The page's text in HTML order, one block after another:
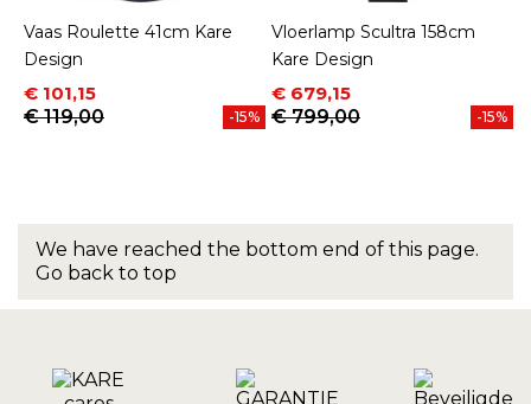
Vaas Roulette 41cm Kare
Design
Prijs
€ 101,15
Normale prijs
€ 119,00
-15%
Vloerlamp Scultra 158cm
Kare Design
Prijs
€ 679,15
Normale prijs
€ 799,00
-15%
We have reached the bottom end of this page.
Go back to top